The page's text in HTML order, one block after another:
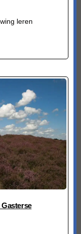
leren